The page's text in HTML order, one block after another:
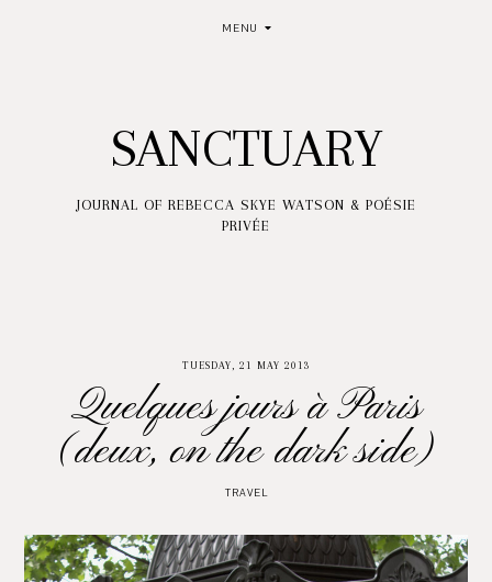
MENU
SANCTUARY
JOURNAL OF REBECCA SKYE WATSON & POÉSIE
PRIVÉE
TUESDAY, 21 MAY 2013
Quelques jours à Paris
(deux, on the dark side)
TRAVEL